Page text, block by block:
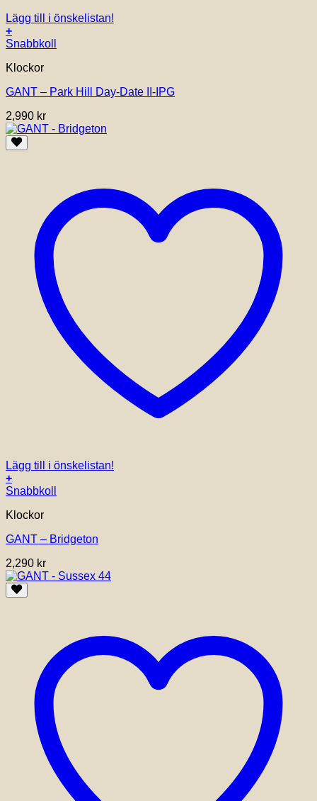
Lägg till i önskelistan!
+
Snabbkoll
Klockor
GANT – Park Hill Day-Date II-IPG
2,990 kr
Lägg till i önskelistan!
+
Snabbkoll
Klockor
GANT – Bridgeton
2,290 kr